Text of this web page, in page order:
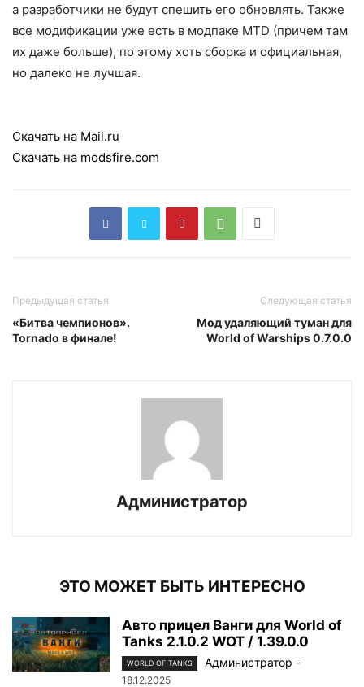
а разработчики не будут спешить его обновлять. Также
все модификации уже есть в модпаке MTD (причем там
их даже больше), по этому хоть сборка и официальная,
но далеко не лучшая.
Скачать на Mail.ru
Скачать на modsfire.com
Предыдущая статья
«Битва чемпионов».
Tornado в финале!
Следующая статья
Мод удаляющий туман для
World of Warships 0.7.0.0
Администратор
ЭТО МОЖЕТ БЫТЬ ИНТЕРЕСНО
Авто прицел Ванги для World of
Tanks 2.1.0.2 WOT / 1.39.0.0
WORLD OF TANKS Администратор -
18.12.2025